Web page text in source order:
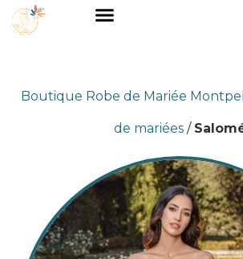
Boutique Robe de Mariée
de mariées/